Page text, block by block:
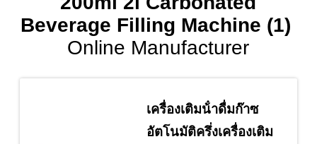
Beverage Filling Machine (1)
Online Manufacturer
เครื่องเติมน้ําดื่มก๊าซ
อัตโนมัติครึ่งเครื่องเติม